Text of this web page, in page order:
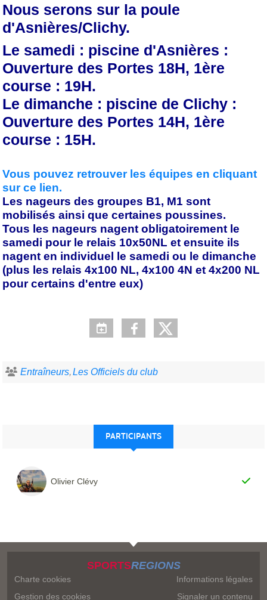
Nous serons sur la poule
d'Asnières/Clichy.
Le samedi : piscine d'Asnières :
Ouverture des Portes 18H, 1ère
course : 19H.
Le dimanche : piscine de Clichy :
Ouverture des Portes 14H, 1ère
course : 15H.
Vous pouvez retrouver les équipes en cliquant
sur ce lien.
Les nageurs des groupes B1, M1 sont
mobilisés ainsi que certaines poussines.
Tous les nageurs nagent obligatoirement le
samedi pour le relais 10x50NL et ensuite ils
nagent en individuel le samedi ou le dimanche
(plus les relais 4x100 NL, 4x100 4N et 4x200 NL
pour certains d'entre eux)
Entraîneurs Les Officiels du club
PARTICIPANTS
Olivier Clévy
SPORTSREGIONS
Charte cookies
Gestion des cookies
Informations légales
Signaler un contenu